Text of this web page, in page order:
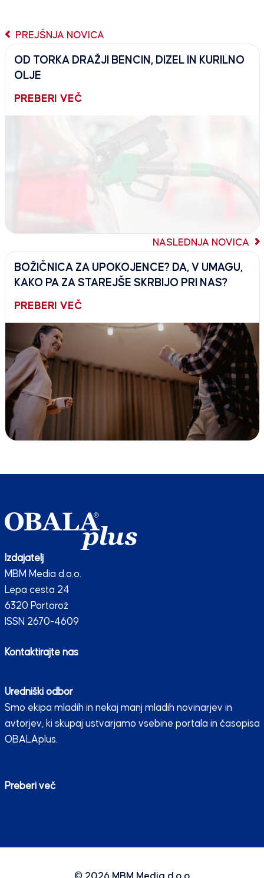
PREJŠNJA NOVICA
OD TORKA DRAŽJI BENCIN, DIZEL IN KURILNO
OLJE
PREBERI VEČ
NASLEDNJA NOVICA
BOŽIČNICA ZA UPOKOJENCE? DA, V UMAGU,
KAKO PA ZA STAREJŠE SKRBIJO PRI NAS?
PREBERI VEČ
Izdajatelj
MBM Media d.o.o.
Lepa cesta 24
6320 Portorož
ISSN 2670-4609
Kontaktirajte nas
Uredniški odbor
Smo ekipa mladih in nekaj manj mladih novinarjev in
avtorjev, ki skupaj ustvarjamo vsebine portala in časopisa
OBALAplus.
Preberi več